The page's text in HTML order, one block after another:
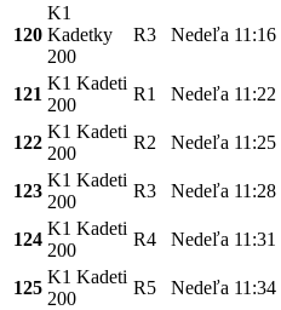
120
K1
Kadetky
200
R3 Nedeľa 11:16
121
K1 Kadeti
200
R1 Nedeľa 11:22
122
K1 Kadeti
200
R2 Nedeľa 11:25
123
K1 Kadeti
200
R3 Nedeľa 11:28
124
K1 Kadeti
200
R4 Nedeľa 11:31
125
K1 Kadeti
200
R5 Nedeľa 11:34